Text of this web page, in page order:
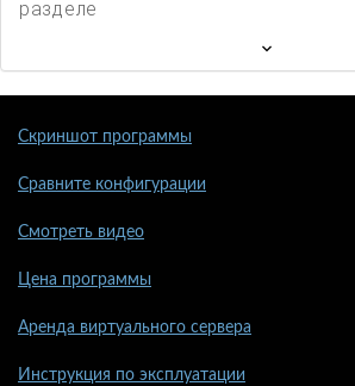
разделе
Скриншот программы
Сравните конфигурации
Смотреть видео
Цена программы
Аренда виртуального сервера
Инструкция по эксплуатации